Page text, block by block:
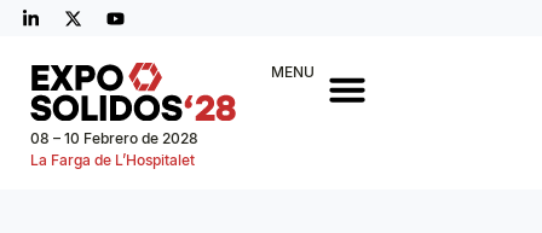
08 – 10 Febrero de 2028
La Farga de L’Hospitalet
MENU